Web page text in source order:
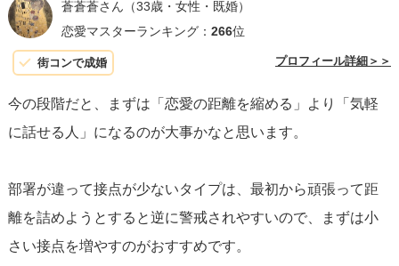
蒼蒼蒼さん （33歳・女性・既婚）
恋愛マスターランキング： 266位
街コンで成婚 プロフィール詳細＞＞
今の段階だと、まずは「恋愛の距離を縮める」より「気軽
に話せる人」になるのが大事かなと思います。
部署が違って接点が少ないタイプは、最初から頑張って距
離を詰めようとすると逆に警戒されやすいので、まずは小
さい接点を増やすのがおすすめです。